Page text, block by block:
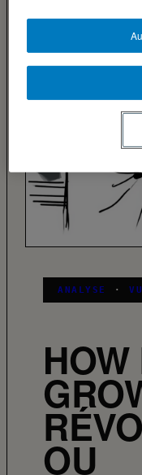
ANALYSE ·
OU